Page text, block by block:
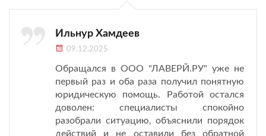
Ильнур Хамдеев
09.12.2025
Обращался в ООО "ЛАВЕРЙ.РУ" уже не
первый раз и оба раза получил понятную
юридическую помощь. Работой остался
доволен: специалисты спокойно
разобрали ситуацию, объяснили порядок
действий и не оставили без обратной